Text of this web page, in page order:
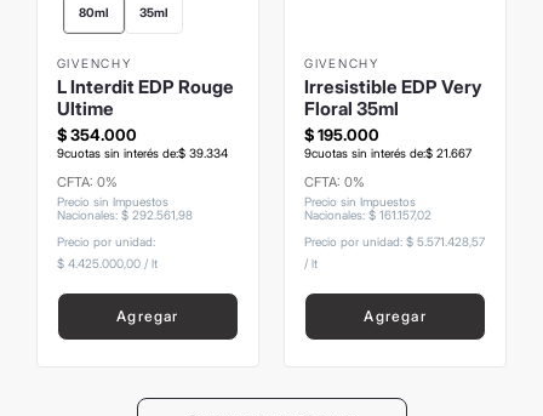
80ml 35ml
GIVENCHY
L Interdit EDP Rouge
Ultime
$ 354.000
9cuotas sin interés de:$ 39.334
CFTA: 0%
Precio sin Impuestos
Nacionales: $ 292 561 98
Precio por unidad:
$ 4.425.000,00/ lt
Agregar
GIVENCHY
Irresistible EDP Very
Floral 35ml
$195.000
9cuotas sin interés de:$ 21 667
CFTA: 0%
Precio sin Impuestos
Nacionales: $ 161157,02
Precio por unidad: $ 5.571.428,57
/ lt
Agregar